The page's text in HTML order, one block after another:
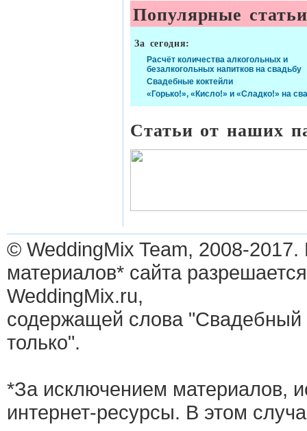
Популярные статьи
За сегодня:
Расчёт количества алкогольных и
безалкогольных напитков на свадьбу
Свадебные коктейли
«Горько!», «Кисло!» и «Сладко!» на
Статьи от наших
© WeddingMix Team, 2008-2017.
материалов* сайта
WeddingMix.ru,
содержащей слова
только".
*За исключением материалов,
интернет-ресурсы. В этом